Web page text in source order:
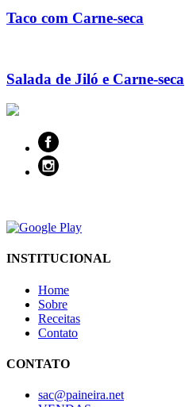
Taco com Carne-seca
Salada de Jiló e Carne-seca
INSTITUCIONAL
Home
Sobre
Receitas
Contato
CONTATO
sac@paineira.net